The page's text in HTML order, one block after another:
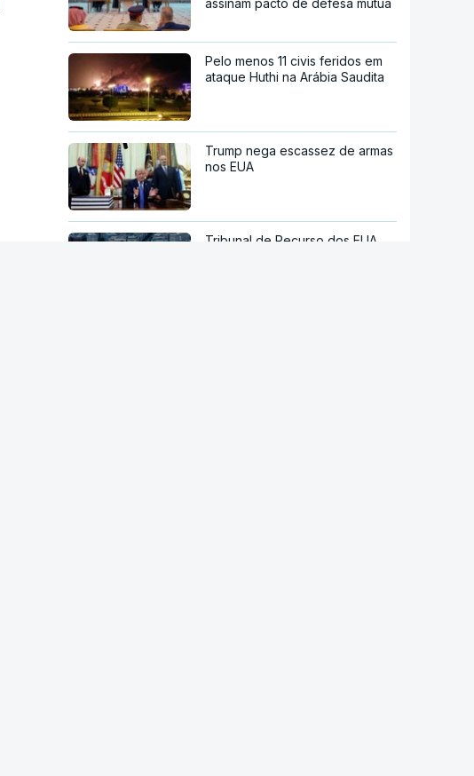
assinam pacto de defesa mútua
Pelo menos 11 civis feridos em
ataque Huthi na Arábia Saudita
Trump nega escassez de armas
nos EUA
Tribunal de Recurso dos EUA